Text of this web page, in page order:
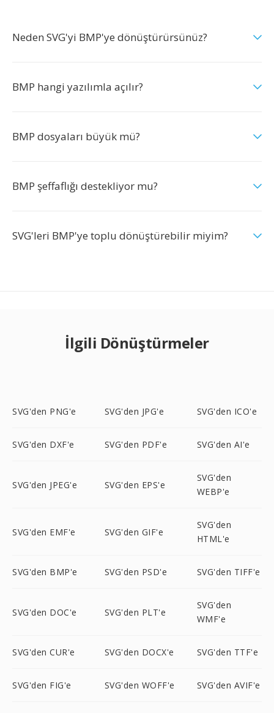
Neden SVG'yi BMP'ye dönüştürürsünüz?
BMP hangi yazılımla açılır?
BMP dosyaları büyük mü?
BMP şeffaflığı destekliyor mu?
SVG'leri BMP'ye toplu dönüştürebilir miyim?
İlgili Dönüştürmeler
SVG'den PNG'e SVG'den JPG'e SVG'den ICO'e
SVG'den DXF'e SVG'den PDF'e SVG'den AI'e
SVG'den JPEG'e SVG'den EPS'e
SVG'den
WEBP'e
SVG'den EMF'e SVG'den GIF'e
SVG'den
HTML'e
SVG'den BMP'e SVG'den PSD'e SVG'den TIFF'e
SVG'den DOC'e SVG'den PLT'e
SVG'den
WMF'e
SVG'den CUR'e SVG'den DOCX'e SVG'den TTF'e
SVG'den FIG'e SVG'den WOFF'e SVG'den AVIF'e